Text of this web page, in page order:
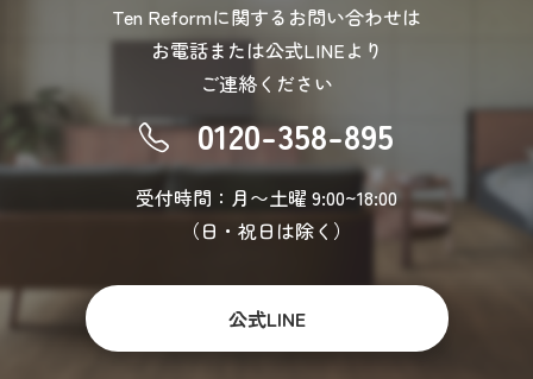
Ten Reformに関するお問い合わせは
お電話または公式LINEより
ご連絡ください
0120-358-895
受付時間：月〜土曜 9:00~18:00
（日・祝日は除く）
公式LINE